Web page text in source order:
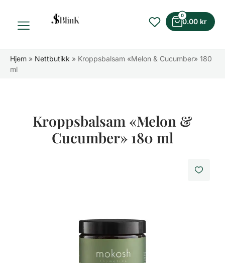
0.00 kr
0
Hjem » Nettbutikk » Kroppsbalsam «Melon & Cucumber» 180
ml
Kroppsbalsam «Melon &
Cucumber» 180 ml